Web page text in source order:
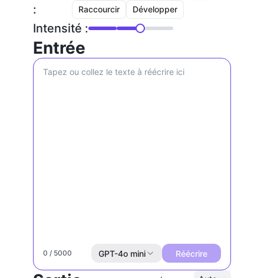
:
Raccourcir
Développer
Intensité :
Entrée
0 / 5000 GPT-4o mini Réécrire